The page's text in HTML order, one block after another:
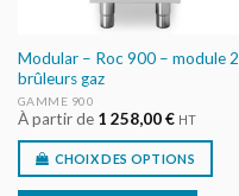
Modular – Roc 900 – module 2
brûleurs gaz
GAMME 900
À partir de 1 258,00€ HT
CHOIX DES OPTIONS